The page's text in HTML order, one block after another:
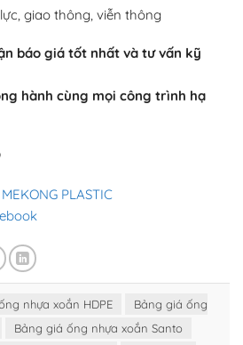
giao thông, viễn thông
báo giá tốt nhất và tư vấn kỹ
hành cùng mọi công trình hạ
PLASTIC
nhựa xoắn HDPE
Bảng giá ống
Bảng giá ống nhựa xoắn Santo